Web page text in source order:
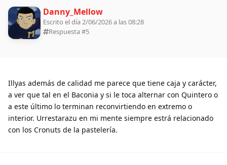
Danny_Mellow
Escrito el día 2/06/2026 a las 08:28
Respuesta #5
Illyas además de calidad me parece que tiene caja y carácter,
a ver que tal en el Baconia y si le toca alternar con Quintero o
a este último lo terminan reconvirtiendo en extremo o
interior. Urrestarazu en mi mente siempre estrá relacionado
con los Cronuts de la pastelería.